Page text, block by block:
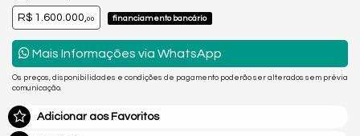
R$ 1.600.000,00 financiamento bancário
Mais Informações via WhatsApp
Os preços, disponibilidades e condições de pagamento poderão ser alterados sem prévia
comunicação.
Adicionar aos Favoritos